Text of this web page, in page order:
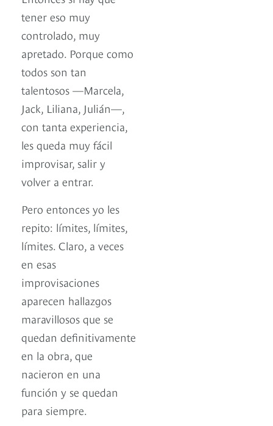
tener eso muy
controlado, muy
apretado. Porque como
todos son tan
talentosos —Marcela,
Jack, Liliana, Julián—,
con tanta experiencia,
les queda muy fácil
improvisar, salir y
volver a entrar.
Pero entonces yo les
repito: límites, límites,
límites. Claro, a veces
en esas
improvisaciones
aparecen hallazgos
maravillosos que se
quedan definitivamente
en la obra, que
nacieron en una
función y se quedan
para siempre.